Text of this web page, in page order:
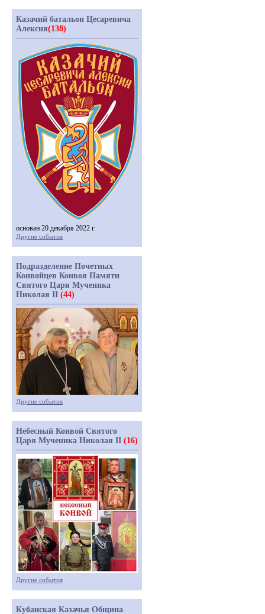
Казачий батальон Цесаревича
Алексия(138)
основан 20 декабря 2022 г.
Другие события
Подразделение Почетных
Конвойцев Конвоя Памяти
Святого Царя Мученика
Николая II (44)
Другие события
Небесный Конвой Святого
Царя Мученика Николая II (16)
Другие события
Кубанская Казачья Община